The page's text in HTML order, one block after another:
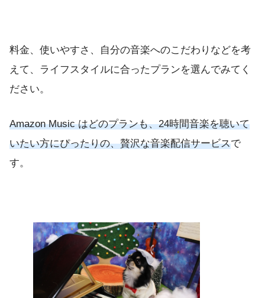
料金、使いやすさ、自分の音楽へのこだわりなどを考
えて、ライフスタイルに合ったプランを選んでみてく
ださい。
Amazon Music はどのプランも、24時間音楽を聴いて
いたい方にぴったりの、贅沢な音楽配信サービスで
す。